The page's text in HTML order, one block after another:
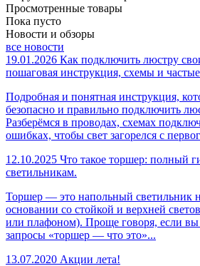
Просмотренные товары
Пока пусто
Новости и обзоры
все новости
19.01.2026 Как подключить люстру
пошаговая инструкция, схемы и
Подробная и понятная инструкция,
безопасно и правильно подключить
Разберёмся в проводах, схемах
ошибках, чтобы свет загорелся с
12.10.2025 Что такое торшер: полный
светильникам.
Торшер — это напольный светильник
основании со стойкой и верхней
или плафоном). Проще говоря, если вы
запросы «торшер — что это»...
13.07.2020 Акции лета!